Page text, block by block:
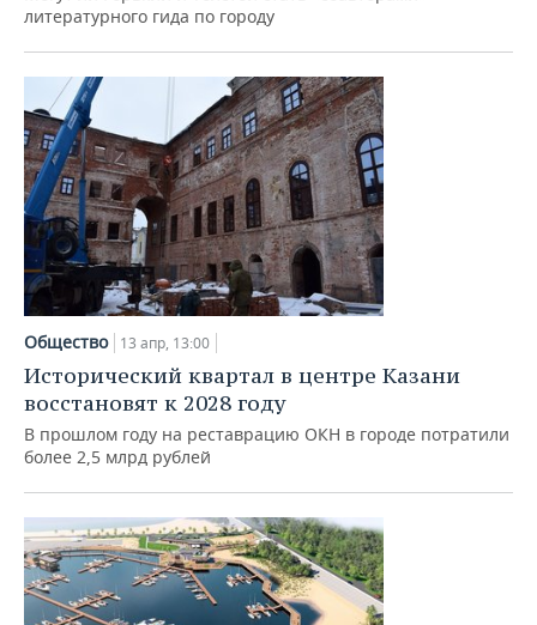
ХОККЕЙ С МЯЧОМ
ПРОИСШЕСТВИЯ
литературного гида по городу
Общество 13 апр, 13:00
Исторический квартал в центре Казани
восстановят к 2028 году
В прошлом году на реставрацию ОКН в городе потратили
более 2,5 млрд рублей